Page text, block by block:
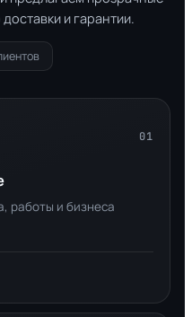
и гарантии.
01
работы и бизнеса